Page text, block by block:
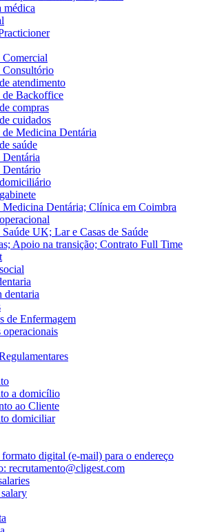
médica
Comercial
Consultório
atendimento
de Backoffice
compras
cuidados
de Medicina Dentária
saúde
Dentária
Dentário
Medicina Dentária; Clínica em Coimbra
Saúde UK; Lar e Casas de Saúde
Apoio na transição; Contrato Full Time
dentaria
de Enfermagem
operacionais
a domicílio
ao Cliente
domiciliar
formato digital (e-mail) para o endereço
recrutamento@cligest.com